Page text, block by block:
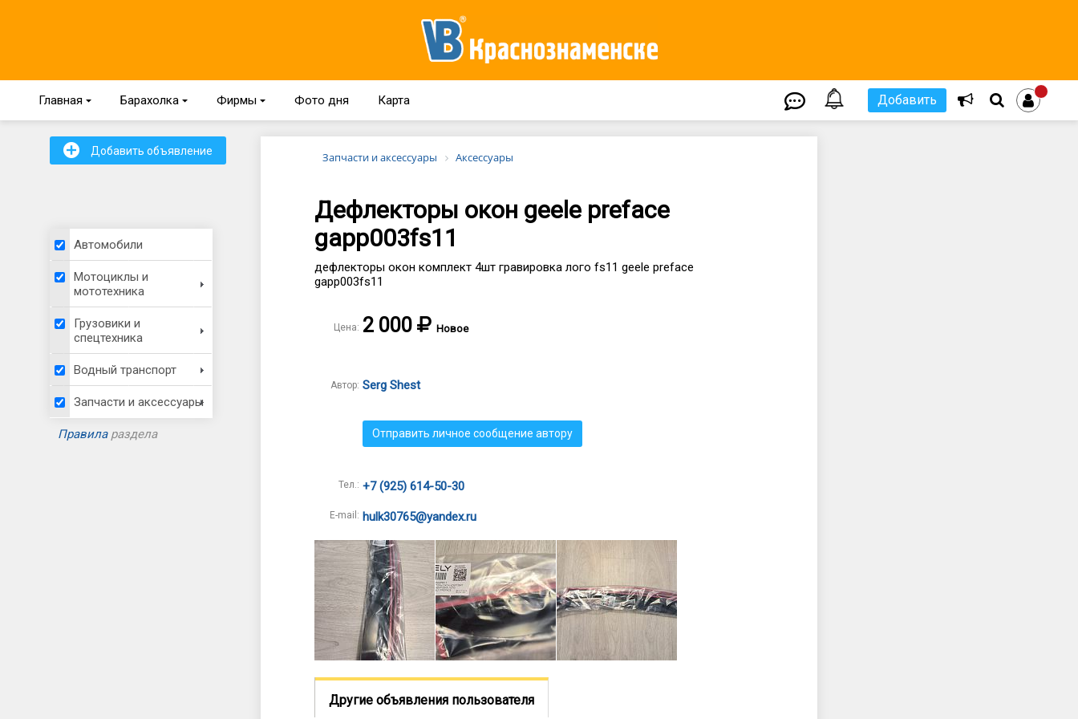
Главная { Барахолка { Фирмы { Фото дня Карта Добавить
+ Добавить объявление
Автомобили
Мотоциклы и
мототехника
Грузовики и
спецтехника
Водный транспорт
Запчасти и аксессуары
Правилараздела
Запчасти и аксессуары Аксессуары
Дефлекторы окон geele preface
gapp003fs11
дефлекторы окон комплект 4шт гравировка лого fs11 geele preface
gapp003fs11
Цена: 2 000 Новое
Автор: Serg Shest
Отправить личное сообщение автору
Тел.: +7 (925) 614-50-30
E-mail: hulk30765@yandex.ru
Другие объявления пользователя